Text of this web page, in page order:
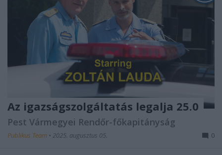
Az igazságszolgáltatás legalja 25.0
Pest Vármegyei Rendőr-főkapitányság
Publikus Team • 2025. augusztus 05. 0